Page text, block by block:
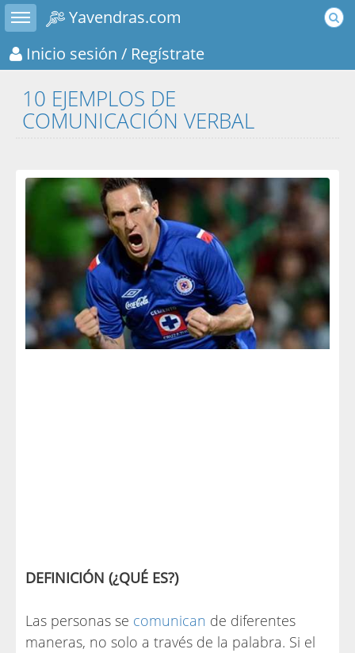
Toggle sidebar
Yavendras.com
Inicio sesión / Regístrate
10 EJEMPLOS DE
COMUNICACIÓN VERBAL
DEFINICIÓN (¿QUÉ ES?)
Las personas se comunican de diferentes
maneras, no solo a través de la palabra. Si el